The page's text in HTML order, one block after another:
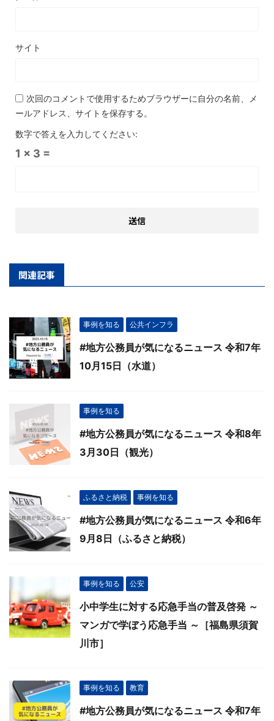
サイト
次回のコメントで使用するためブラウザーに自分の名前、メ
ールアドレス、サイトを保存する。
数字で答えを入力してください:
1 × 3 =
関連記事
事例を知る 公共インフラ
#地方公務員が気になるニュース 令和7年
10月15日（水道）
事例を知る
#地方公務員が気になるニュース 令和8年
3月30日（観光）
ふるさと納税 事例を知る
#地方公務員が気になるニュース 令和6年
9月8日（ふるさと納税）
事例を知る 公安
小中学生に対する応急手当の普及啓発 ～
マンガで学ぼう応急手当 ～［福島県須賀
川市］
事例を知る 教育
#地方公務員が気になるニュース 令和7年